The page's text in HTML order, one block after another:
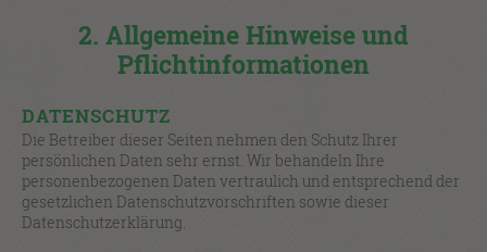
2. Allgemeine Hinweise und
Pflichtinformationen
DATENSCHUTZ
Die Betreiber dieser Seiten nehmen den Schutz Ihrer
persönlichen Daten sehr ernst. Wir behandeln Ihre
personenbezogenen Daten vertraulich und entsprechend der
gesetzlichen Datenschutzvorschriften sowie dieser
Datenschutzerklärung.